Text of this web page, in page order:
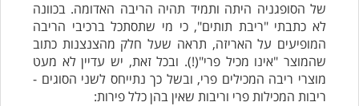
של הסופגניה היתה ותמיד תהיה הריבה האדומה. בכוונה
לא כתבתי "ריבת תותים", כי מי שתסתכל ברכיבי הריבה
המופיעים על האריזה, תראה שעל חלק מהצנצנות כתוב
שהמוצר "אינו מכיל פרי"(!). ובכל זאת, יש עדיין לא מעט
מוצרי ריבה המכילים פרי, ובשל כך נתייחס לשני הסוגים -
ריבות המכילות פרי וריבות שאין בהן כלל פירות: